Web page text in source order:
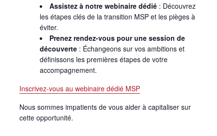
Assistez à notre webinaire dédié : Découvrez
les étapes clés de la transition MSP et les pièges à
éviter.
Prenez rendez-vous pour une session de
découverte : Échangeons sur vos ambitions et
définissons les premières étapes de votre
accompagnement.
Inscrivez-vous au webinaire dédié MSP
Nous sommes impatients de vous aider à capitaliser sur
cette opportunité.